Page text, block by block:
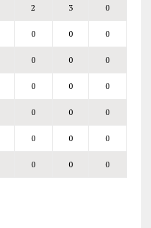
2 3 0
0 0 0
0 0 0
0 0 0
0 0 0
0 0 0
0 0 0